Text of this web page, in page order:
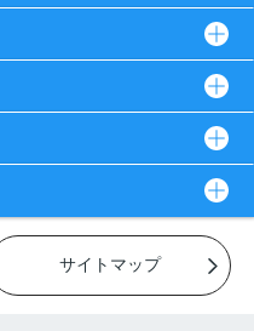
サイトマップ